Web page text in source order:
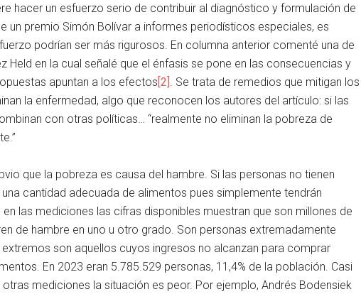
hacer un esfuerzo serio de contribuir al diagnóstico y formulación de
un premio Simón Bolívar a informes periodísticos especiales, es
podrían ser más rigurosos. En columna anterior comenté una de
Held en la cual señalé que el énfasis se pone en las consecuencias y
apuntan a los efectos[2]. Se trata de remedios que mitigan los
la enfermedad, algo que reconocen los autores del artículo: si las
con otras políticas… “realmente no eliminan la pobreza de
que la pobreza es causa del hambre. Si las personas no tienen
cantidad adecuada de alimentos pues simplemente tendrán
las mediciones las cifras disponibles muestran que son millones de
de hambre en uno u otro grado. Son personas extremadamente
son aquellos cuyos ingresos no alcanzan para comprar
En 2023 eran 5.785.529 personas, 11,4% de la población. Casi
mediciones la situación es peor. Por ejemplo, Andrés Bodensiek